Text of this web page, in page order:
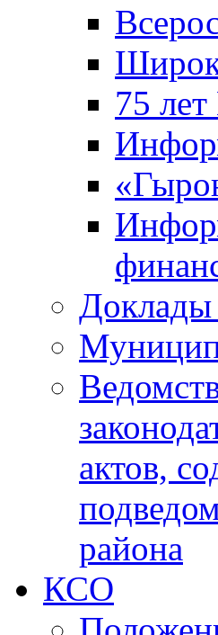
75
актов,
района
КСО